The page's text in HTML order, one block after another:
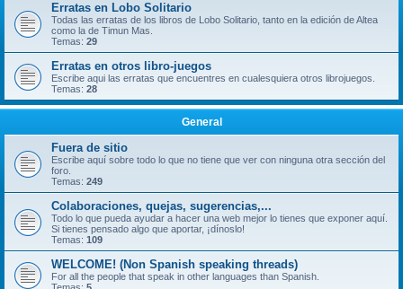
Erratas en Lobo Solitario
Todas las erratas de los libros de Lobo Solitario, tanto en la edición de Altea
como la de Timun Mas.
Temas: 29
Erratas en otros libro-juegos
Escribe aqui las erratas que encuentres en cualesquiera otros librojuegos.
Temas: 28
General
Fuera de sitio
Escribe aquí sobre todo lo que no tiene que ver con ninguna otra sección del
foro.
Temas: 249
Colaboraciones, quejas, sugerencias,...
Todo lo que pueda ayudar a hacer una web mejor lo tienes que exponer aquí.
Si tienes pensado algo que aportar, ¡dínoslo!
Temas: 109
WELCOME! (Non Spanish speaking threads)
For all the people that speak in other languages than Spanish.